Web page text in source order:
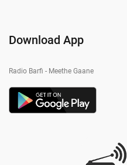
Download App
Radio Barfi - Meethe Gaane